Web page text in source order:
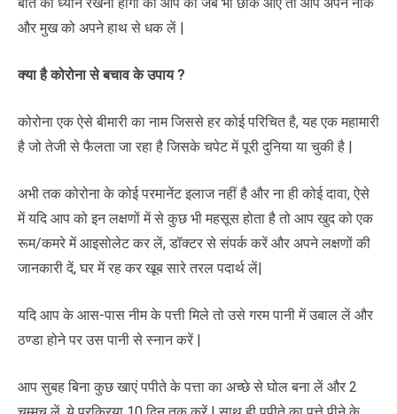
और मुख को अपने हाथ से धक लें |
क्या हैकोरोनासे बचाव के उपाय ?
कोरोना एक ऐसे बीमारी का नाम जिससे हर कोई परिचित है, यह एक महामारी
है जो तेजी से फैलता जा रहा है जिसके चपेट में पूरी दुनिया या चुकी है |
अभी तक कोरोना के कोई परमानेंट इलाज नहीं है और ना ही कोई दावा, ऐसे
में यदि आप को इन लक्षणों में से कुछ भी महसूस होता है तो आप खुद को एक
रूम/कमरे में आइसोलेट कर लें, डॉक्टर से संपर्क करें और अपने लक्षणों की
जानकारी दें, घर में रह कर खूब सारे तरल पदार्थ लें|
यदि आप के आस-पास नीम के पत्ती मिले तो उसे गरम पानी में उबाल लें और
ठण्डा होने पर उस पानी से स्नान करें |
आप सुबह बिना कुछ खाएं पपीते के पत्ता का अच्छे से घोल बना लें और 2